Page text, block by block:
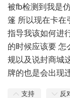
被fb检测到我是
篷 所以现在卡在
指导我该如何进
的时候应该要 怎
规以及说封商城
牌的也是会出现
支持 反